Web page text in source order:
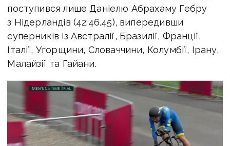
поступився лише Даніелю Абрахаму Гебру
з Нідерландів (42:46.45), випередивши
суперників із Австралії, Бразилії, Франції,
Італії, Угорщини, Словаччини, Колумбії, Ірану,
Малайзії та Гайани.